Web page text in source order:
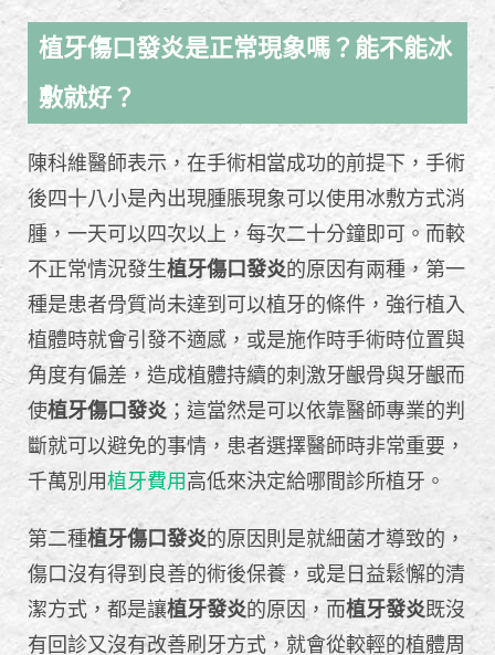
植牙傷口發炎是正常現象嗎？能不能冰
敷就好？
陳科維醫師表示，在手術相當成功的前提下，手術
後四十八小是內出現腫脹現象可以使用冰敷方式消
腫，一天可以四次以上，每次二十分鐘即可。而較
不正常情況發生植牙傷口發炎的原因有兩種，第一
種是患者骨質尚未達到可以植牙的條件，強行植入
植體時就會引發不適感，或是施作時手術時位置與
角度有偏差，造成植體持續的刺激牙齦骨與牙齦而
使植牙傷口發炎 ；這當然是可以依靠醫師專業的判
斷就可以避免的事情，患者選擇醫師時非常重要，
千萬別用植牙費用高低來決定給哪間診所植牙。
第二種植牙傷口發炎的原因則是就細菌才導致的，
傷口沒有得到良善的術後保養，或是日益鬆懈的清
潔方式，都是讓植牙發炎的原因，而植牙發炎既沒
有回診又沒有改善刷牙方式，就會從較輕的植體周